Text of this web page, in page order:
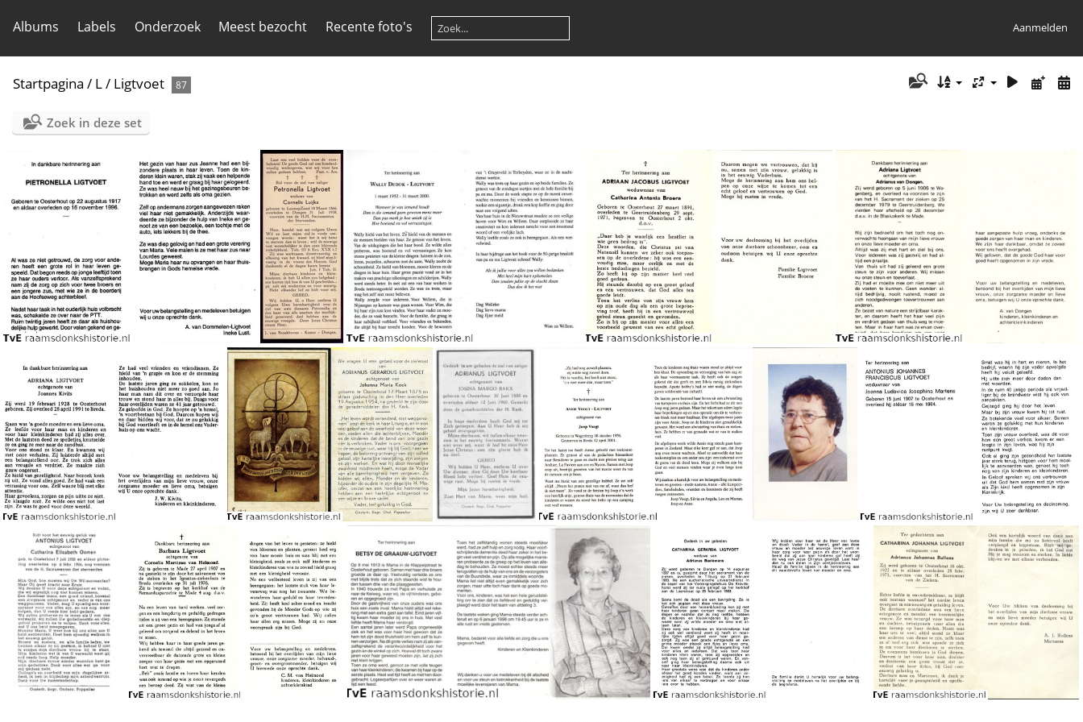
Albums Labels Onderzoek Meest bezocht Recente foto's Aanmelden
Startpagina / L/ Ligtvoet 87
Zoek in deze set
Ligtvoet Pietronella Petronella Ligtvoet Cornelis Luijkx Wally Ligtvoet Wim Dudok Adriaan Jacobus Ligtvoet Catharina Antonia Broere Adriana Ligtvoet Adrianus van Dongen
Adriana Ligtvoet Joannes Kivits Adrianus Gerardus Ligtvoet Johanna Maria Kock Adrianus Ligtvoet Josina Margo Bakx Annie Ligtvoet Joop Voogt